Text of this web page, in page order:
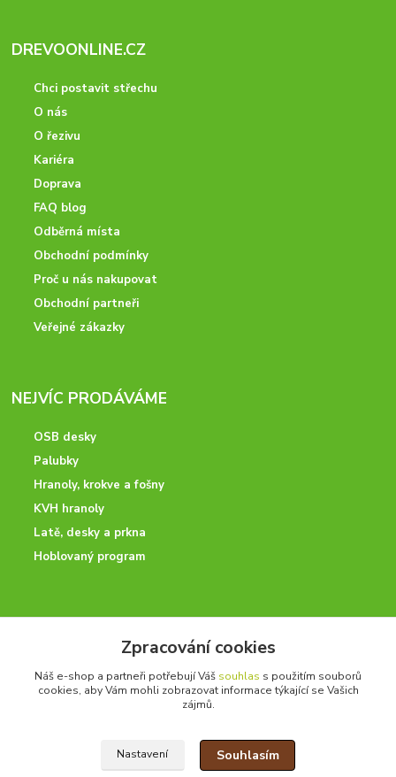
DREVOONLINE.CZ
Chci postavit střechu
O nás
O řezivu
Kariéra
Doprava
FAQ blog
Odběrná místa
Obchodní podmínky
Proč u nás nakupovat
Obchodní partneři
Veřejné zákazky
NEJVÍC PRODÁVÁME
OSB desky
Palubky
Hranoly, krokve a fošny
KVH hranoly
Latě, desky a prkna
Hoblovaný program
Potřebujete poradit? Neváhejte nás kontaktovat.
+420 728 600 625
po - pá 7:00 - 15:00
Zpracování cookies
Náš e-shop a partneři potřebují Váš souhlas s použitím souborů
cookies, aby Vám mohli zobrazovat informace týkající se Vašich
zájmů.
Nastavení Souhlasím